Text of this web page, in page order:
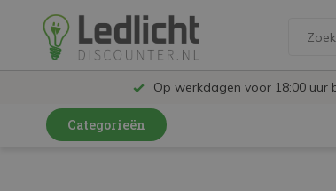
Op werkdagen voor 18:00
Categorieën